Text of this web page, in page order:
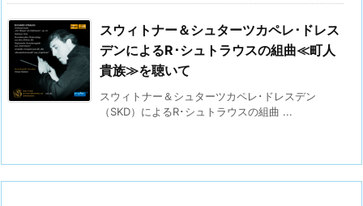
スウィトナー＆シュターツカペレ･ドレス
デンによるR･シュトラウスの組曲≪町人
貴族≫を聴いて
スウィトナー＆シュターツカペレ･ドレスデン
（SKD）によるR･シュトラウスの組曲 ...